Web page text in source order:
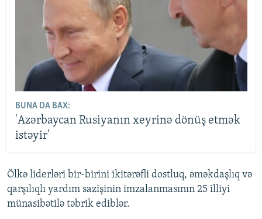
BUNA DA BAX:
'Azərbaycan Rusiyanın xeyrinə dönüş etmək
istəyir'
Ölkə liderləri bir-birini ikitərəfli dostluq, əməkdaşlıq və
qarşılıqlı yardım sazişinin imzalanmasının 25 illiyi
münasibətilə təbrik ediblər.